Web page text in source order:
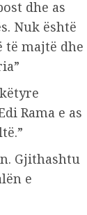
dhe as
Nuk është
të majtë dhe
Rama e as
Gjithashtu
e